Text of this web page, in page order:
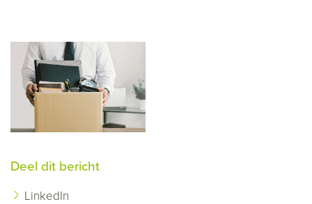
Deel dit bericht
LinkedIn